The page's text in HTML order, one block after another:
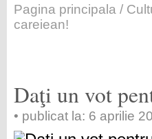
Pagina principala /
careiean!
Daţi un vot
• publicat la: 6 aprilie